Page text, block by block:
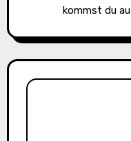
kommst du